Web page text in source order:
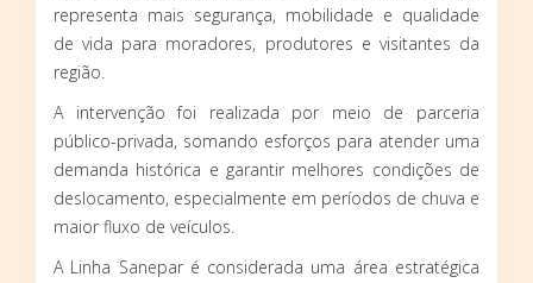
representa mais segurança, mobilidade e qualidade
de vida para moradores, produtores e visitantes da
região.
A intervenção foi realizada por meio de parceria
público-privada, somando esforços para atender uma
demanda histórica e garantir melhores condições de
deslocamento, especialmente em períodos de chuva e
maior fluxo de veículos.
A Linha Sanepar é considerada uma área estratégica